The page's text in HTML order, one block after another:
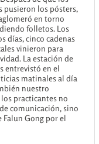
pusieron los pósters,
en torno
folletos. Los
días, cinco cadenas
vinieron para
La estación de
entrevistó en el
matinales al día
nuestro
practicantes no
comunicación, sino
Gong por el